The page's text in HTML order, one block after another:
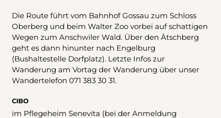
Die Route führt vom Bahnhof Gossau zum Schloss
Oberberg und beim Walter Zoo vorbei auf schattigen
Wegen zum Anschwiler Wald. Über den Ätschberg
geht es dann hinunter nach Engelburg
(Bushaltestelle Dorfplatz). Letzte Infos zur
Wanderung am Vortag der Wanderung über unser
Wandertelefon 071 383 30 31.
CIBO
im Pflegeheim Senevita (bei der Anmeldung